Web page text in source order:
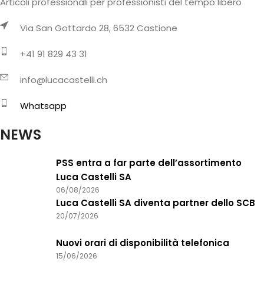
Via San Gottardo 28, 6532 Castione
+41 91 829 43 31
info@lucacastelli.ch
Whatsapp
NEWS
PSS entra a far parte dell’assortimento
Luca Castelli SA
06/08/2026
Luca Castelli SA diventa partner dello SCB
20/07/2026
Nuovi orari di disponibilità telefonica
15/06/2026